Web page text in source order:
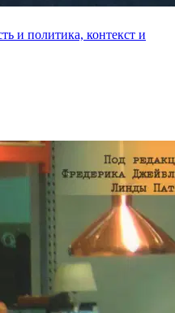
и политика, контекст и